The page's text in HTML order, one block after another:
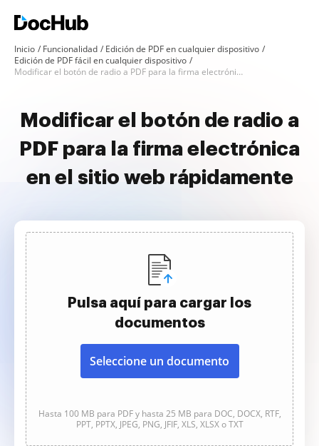
Inicio Funcionalidad
Edición de PDF en cualquier dispositivo
Edición de PDF fácil en cualquier dispositivo
Modificar el botón de radio a PDF para la firma electrónica en el sitio web
Modificar el botón de radio a
PDF para la firma electrónica
en el sitio web rápidamente
Pulsa aquí para cargar los
documentos
Seleccione un documento
Hasta 100 MB para PDF y hasta 25 MB para DOC, DOCX, RTF,
PPT, PPTX, JPEG, PNG, JFIF, XLS, XLSX o TXT